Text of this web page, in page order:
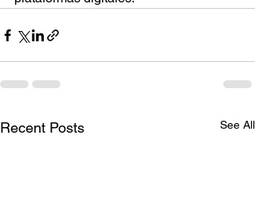
Recent Posts See All